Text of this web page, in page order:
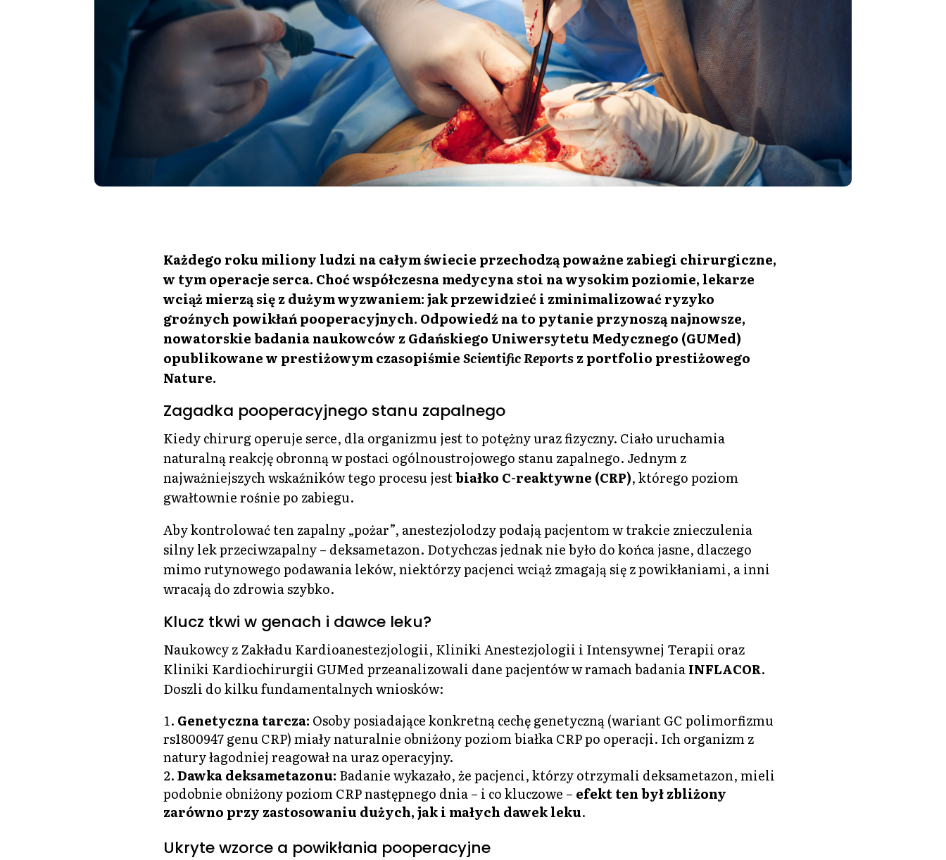
Każdego roku miliony ludzi na całym świecie przechodzą poważne zabiegi chirurgiczne,
w tym operacje serca. Choć współczesna medycyna stoi na wysokim poziomie, lekarze
wciąż mierzą się z dużym wyzwaniem: jak przewidzieć i zminimalizować ryzyko
groźnych powikłań pooperacyjnych. Odpowiedź na to pytanie przynoszą najnowsze,
nowatorskie badania naukowców z Gdańskiego Uniwersytetu Medycznego (GUMed)
opublikowane w prestiżowym czasopiśmieScientific Reportsz portfolio prestiżowego
Nature.
Zagadka pooperacyjnego stanu zapalnego
Kiedy chirurg operuje serce, dla organizmu jest to potężny uraz fizyczny. Ciało uruchamia
naturalną reakcję obronną w postaci ogólnoustrojowego stanu zapalnego. Jednym z
najważniejszych wskaźników tego procesu jestbiałko C-reaktywne (CRP), którego poziom
gwałtownie rośnie po zabiegu.
Aby kontrolować ten zapalny „pożar”, anestezjolodzy podają pacjentom w trakcie znieczulenia
silny lek przeciwzapalny – deksametazon. Dotychczas jednak nie było do końca jasne, dlaczego
mimo rutynowego podawania leków, niektórzy pacjenci wciąż zmagają się z powikłaniami, a inni
wracają do zdrowia szybko.
Klucz tkwi w genach i dawce leku?
Naukowcy z Zakładu Kardioanestezjologii, Kliniki Anestezjologii i Intensywnej Terapii oraz
Kliniki Kardiochirurgii GUMed przeanalizowali dane pacjentów w ramach badaniaINFLACOR.
Doszli do kilku fundamentalnych wniosków:
Genetyczna tarcza: Osoby posiadające konkretną cechę genetyczną (wariant GC polimorfizmu
rs1800947 genu CRP) miały naturalnie obniżony poziom białka CRP po operacji. Ich organizm z
natury łagodniej reagował na uraz operacyjny.
Dawka deksametazonu: Badanie wykazało, że pacjenci, którzy otrzymali deksametazon, mieli
podobnie obniżony poziom CRP następnego dnia – i co kluczowe – efekt ten był zbliżony
zarówno przy zastosowaniu dużych, jak i małych dawek leku.
Ukryte wzorce a powikłania pooperacyjne